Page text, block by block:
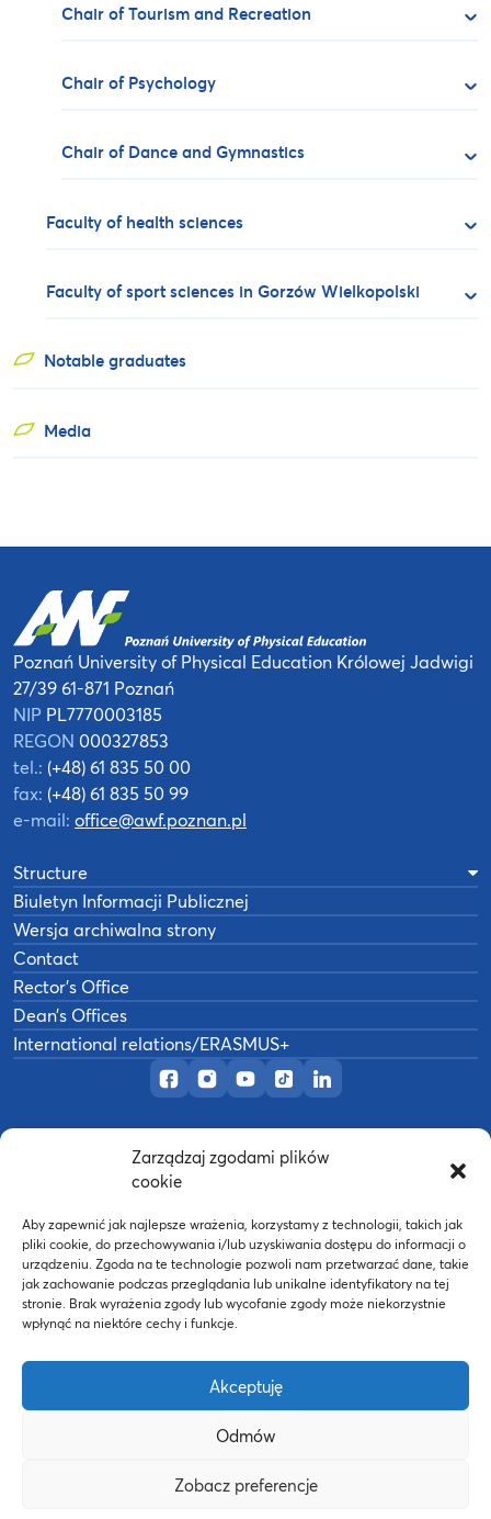
Zarządzaj zgodami plików
cookie
Aby zapewnić jak najlepsze wrażenia, korzystamy z technologii, takich jak
pliki cookie, do przechowywania i/lub uzyskiwania dostępu do informacji o
urządzeniu. Zgoda na te technologie pozwoli nam przetwarzać dane, takie
jak zachowanie podczas przeglądania lub unikalne identyfikatory na tej
stronie. Brak wyrażenia zgody lub wycofanie zgody może niekorzystnie
wpłynąć na niektóre cechy i funkcje.
Akceptuję
Odmów
Zobacz preferencje
Chair of Tourism and Recreation
Chair of Psychology
Chair of Dance and Gymnastics
Faculty of health sciences
Faculty of sport sciences in Gorzów Wielkopolski
Notable graduates
Media
Official Facebook page
Official Instagram profile
Official YouTube channel
Official TikTok page
Official LinkedIn
Poznań University of Physical Education Królowej Jadwigi
27/3961-871 Poznań
NIP PL7770003185
REGON 000327853
tel.: (+48) 61 835 50 00
fax: (+48) 61 835 50 99
e-mail: office@awf.poznan.pl
Structure
Biuletyn Informacji Publicznej
Wersja archiwalna strony
Contact
Rector’s Office
Dean’s Offices
International relations/ERASMUS+
Akademia Wychowania Fizycznego w
Wykonanie: nFinity.pl
środków Europejskiego Funduszu Społecznego oraz